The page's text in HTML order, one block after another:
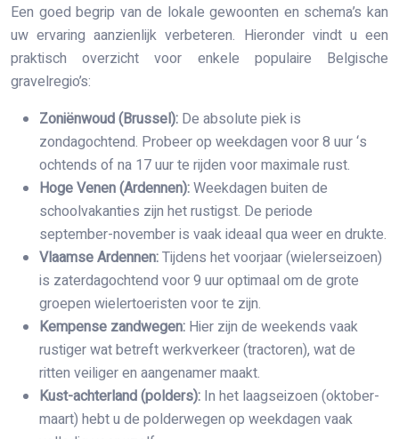
Een goed begrip van de lokale gewoonten en schema’s kan
uw ervaring aanzienlijk verbeteren. Hieronder vindt u een
praktisch overzicht voor enkele populaire Belgische
gravelregio’s:
Zoniënwoud (Brussel): De absolute piek is
zondagochtend. Probeer op weekdagen voor 8 uur ‘s
ochtends of na 17 uur te rijden voor maximale rust.
Hoge Venen (Ardennen):Weekdagen buiten de
schoolvakanties zijn het rustigst. De periode
september-november is vaak ideaal qua weer en drukte.
Vlaamse Ardennen:Tijdens het voorjaar (wielerseizoen)
is zaterdagochtend voor 9 uur optimaal om de grote
groepen wielertoeristen voor te zijn.
Kempense zandwegen: Hier zijn de weekends vaak
rustiger wat betreft werkverkeer (tractoren), wat de
ritten veiliger en aangenamer maakt.
Kust-achterland (polders): In het laagseizoen (oktober-
maart) hebt u de polderwegen op weekdagen vaak